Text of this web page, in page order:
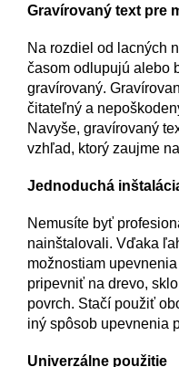
Gravírovaný text pre
Na rozdiel od lacných
časom odlupujú alebo
gravírovaný.
čitateľný a
Navyše, gravírovaný
vzhľad, ktorý zaujme
Jednoduchá
Nemusíte byť
nainštalovali. Vďaka
možnostiam
pripevniť na drevo,
povrch. Stačí použiť
iný spôsob upevnenia
Univerzálne použitie